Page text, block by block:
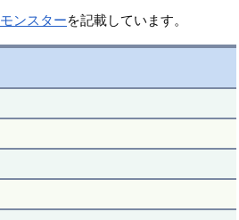
モンスターを記載しています。